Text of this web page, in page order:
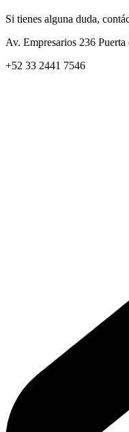
Si tienes alguna duda,
Av. Empresarios 236
+52 33 2441 7546